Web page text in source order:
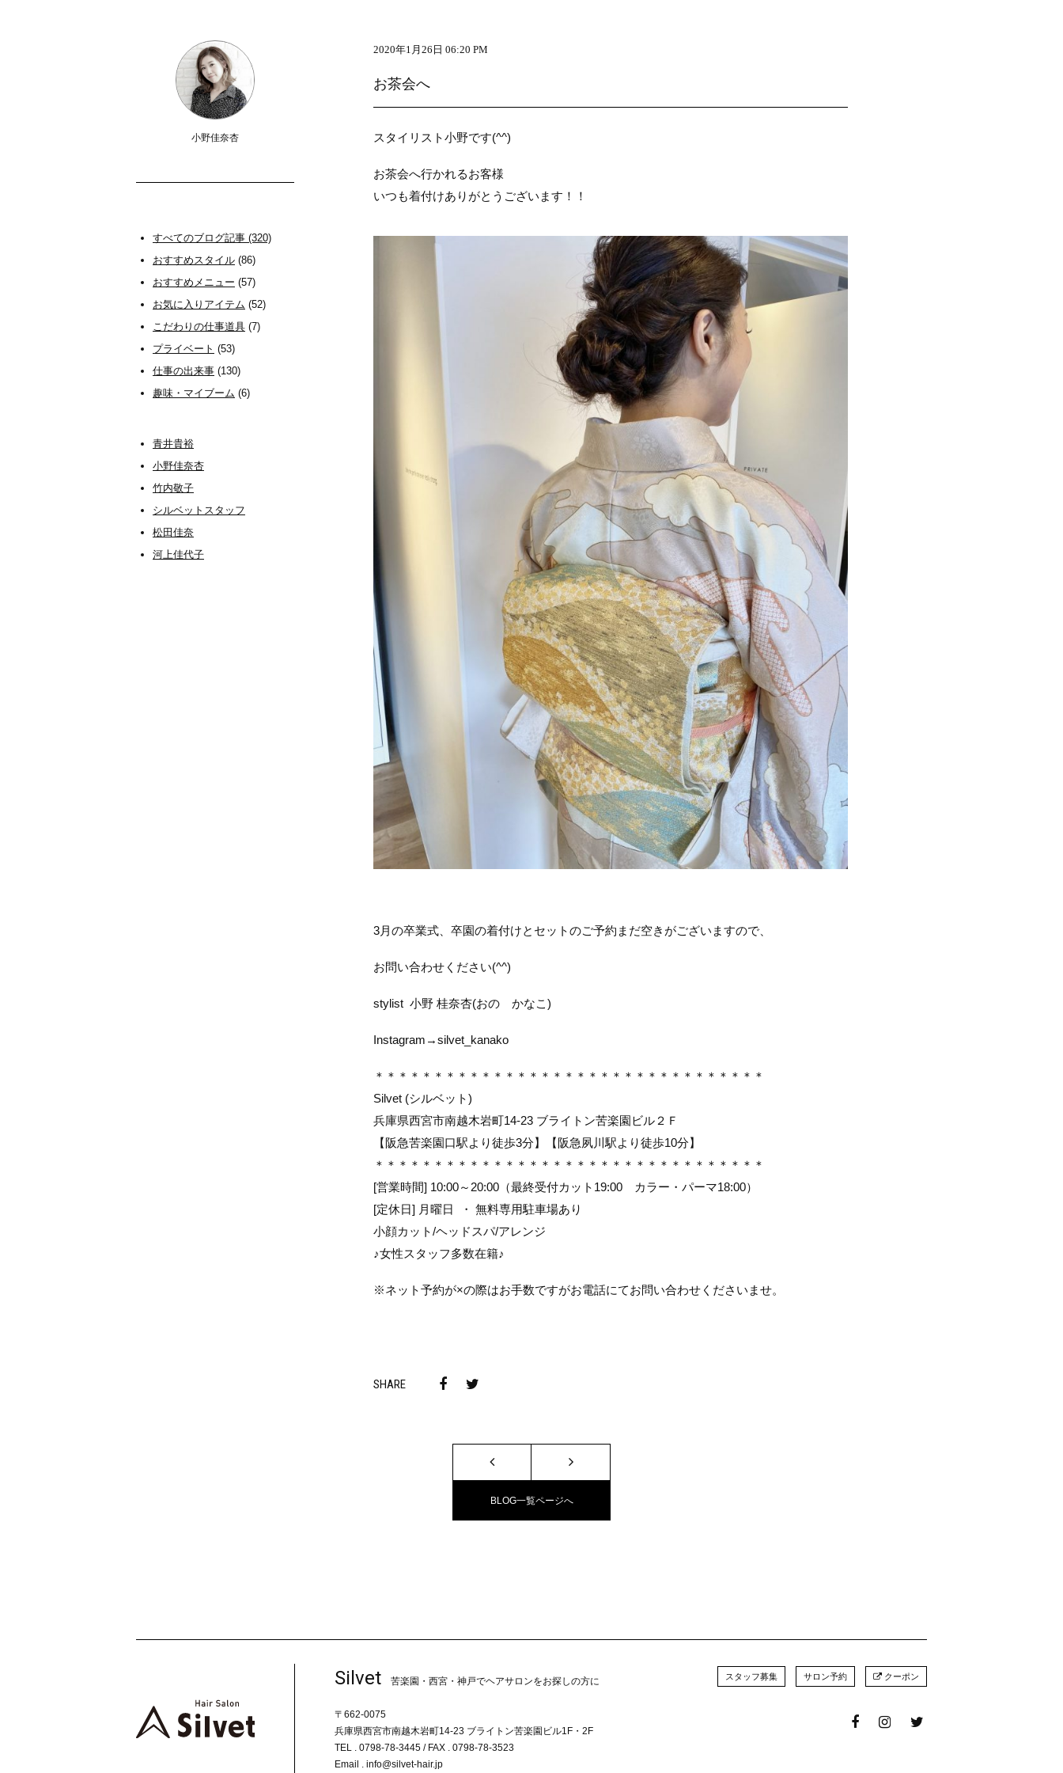
小野佳奈杏
すべてのブログ記事 (320)
おすすめスタイル (86)
おすすめメニュー (57)
お気に入りアイテム (52)
こだわりの仕事道具 (7)
プライベート (53)
仕事の出来事 (130)
趣味・マイブーム (6)
青井貴裕
小野佳奈杏
竹内敬子
シルベットスタッフ
松田佳奈
河上佳代子
2020年1月26日 06:20 PM
お茶会へ
スタイリスト小野です(^^)
お茶会へ行かれるお客様
いつも着付けありがとうございます！！
3月の卒業式、卒園の着付けとセットのご予約まだ空きがございますので、
お問い合わせください(^^)
stylist 小野 桂奈杏(おの かなこ)
Instagram→silvet_kanako
＊＊＊＊＊＊＊＊＊＊＊＊＊＊＊＊＊＊＊＊＊＊＊＊＊＊＊＊＊＊＊＊＊
Silvet (シルベット)
兵庫県西宮市南越木岩町14-23 ブライトン苦楽園ビル２Ｆ
【阪急苦楽園口駅より徒歩3分】【阪急夙川駅より徒歩10分】
＊＊＊＊＊＊＊＊＊＊＊＊＊＊＊＊＊＊＊＊＊＊＊＊＊＊＊＊＊＊＊＊＊
[営業時間] 10:00～20:00（最終受付カット19:00 カラー・パーマ18:00）
[定休日] 月曜日 ・ 無料専用駐車場あり
小顔カット/ヘッドスパ/アレンジ
♪女性スタッフ多数在籍♪
※ネット予約が×の際はお手数ですがお電話にてお問い合わせくださいませ。
SHARE
BLOG一覧ページへ
Silvet 苦楽園・西宮・神戸でヘアサロンをお探しの方に
〒662-0075
兵庫県西宮市南越木岩町14-23 ブライトン苦楽園ビル1F・2F
TEL . 0798-78-3445 / FAX . 0798-78-3523
Email . info@silvet-hair.jp
スタッフ募集 サロン予約 クーポン